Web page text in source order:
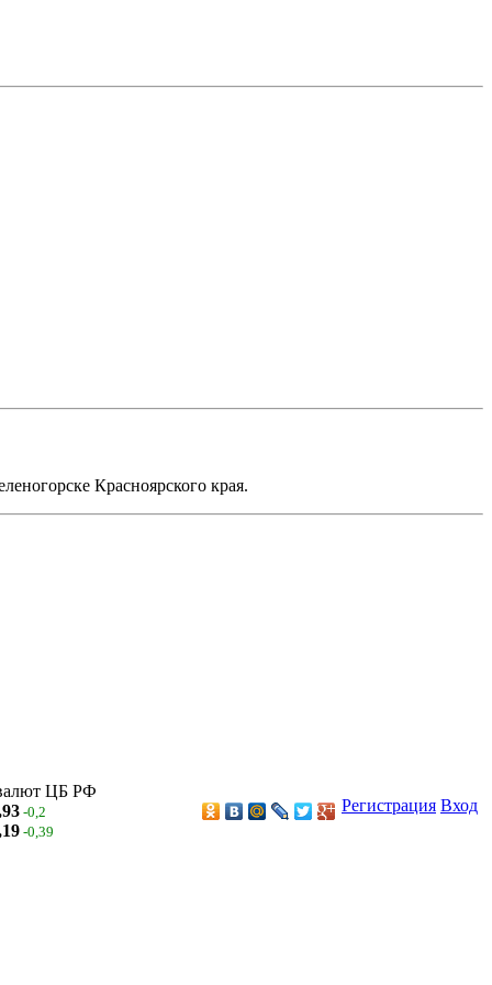
Красноярского края.
ЦБ РФ
-0,2
-0,39
Регистрация Вход